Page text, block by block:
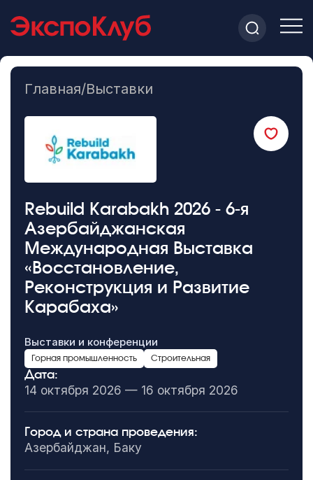
Главная/Выставки
Rebuild Karabakh 2026 - 6-я
Азербайджанская
Международная Выставка
«Восстановление,
Реконструкция и Развитие
Карабаха»
Выставки и конференции
Горная промышленность Строительная
Дата:
14 октября 2026 — 16 октября 2026
Город и страна проведения:
Азербайджан, Баку